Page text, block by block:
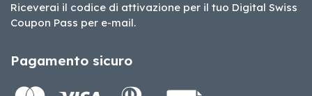
Riceverai il codice di attivazione per il tuo Digital Swiss
Coupon Pass per e-mail.
Pagamento sicuro